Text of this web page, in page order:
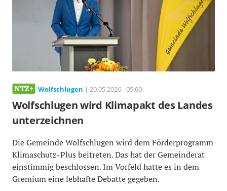
Wolfschlugen | 20.05.2026 - 05:00
Wolfschlugen wird Klimapakt des Landes
unterzeichnen
Die Gemeinde Wolfschlugen wird dem Förderprogramm
Klimaschutz-Plus beitreten. Das hat der Gemeinderat
einstimmig beschlossen. Im Vorfeld hatte es in dem
Gremium eine lebhafte Debatte gegeben.